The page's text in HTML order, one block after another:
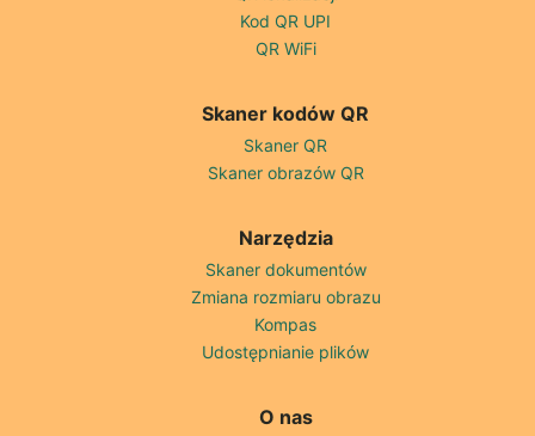
Kod QR UPI
QR WiFi
Skaner kodów QR
Skaner QR
Skaner obrazów QR
Narzędzia
Skaner dokumentów
Zmiana rozmiaru obrazu
Kompas
Udostępnianie plików
O nas